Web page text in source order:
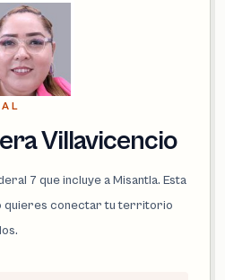
Villavicencio
7 que incluye a Misantla. Esta
quieres conectar tu territorio